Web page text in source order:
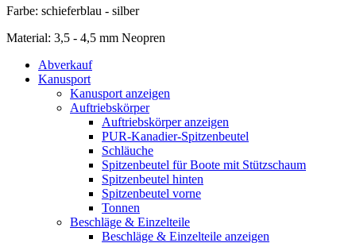
Farbe: schieferblau - silber
Material: 3,5 - 4,5 mm Neopren
Abverkauf
Kanusport
Kanusport anzeigen
Auftriebskörper
Auftriebskörper anzeigen
PUR-Kanadier-Spitzenbeutel
Schläuche
Spitzenbeutel für Boote mit Stützschaum
Spitzenbeutel hinten
Spitzenbeutel vorne
Tonnen
Beschläge & Einzelteile
Beschläge & Einzelteile anzeigen